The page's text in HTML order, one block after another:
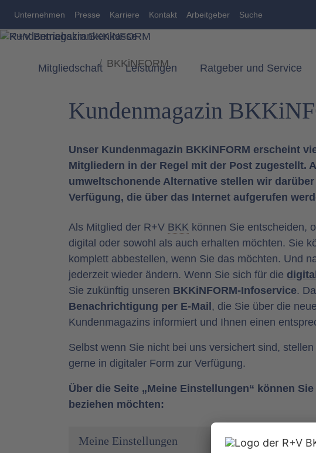
Unternehmen Presse Karriere Kontakt Arbeitgeber Suche
Mitgliedschaft Leistungen Ratgeber und Service
BKKiNFORM
Kundenmagazin
Unser Kundenmagazin BKKiNFORM erscheint
Mitgliedern in der Regel mit der Post zugestellt.
umweltschonende Alternative stellen wir
Verfügung, die über das Internet aufgerufen
Als Mitglied der R+V BKK können Sie entscheiden,
digital oder sowohl als auch erhalten möchten. Sie
komplett abbestellen, wenn Sie das möchten. Und
jederzeit wieder ändern. Wenn Sie sich für die
Sie zukünftig unseren BKKiNFORM-Infoservice.
Benachrichtigung per E-Mail , die Sie über die
Kundenmagazins informiert und Ihnen einen
Selbst wenn Sie nicht bei uns versichert sind,
gerne in digitaler Form zur Verfügung.
Über die Seite „Meine Einstellungen“ können Sie
beziehen möchten:
Meine Einstellungen